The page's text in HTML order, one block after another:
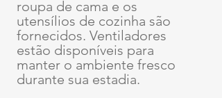
roupa de cama e os
utensílios de cozinha são
fornecidos. Ventiladores
estão disponíveis para
manter o ambiente fresco
durante sua estadia.